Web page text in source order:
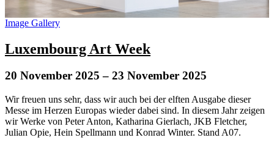
Image Gallery
Luxembourg Art Week
20 November 2025 – 23 November 2025
Wir freuen uns sehr, dass wir auch bei der elften Ausgabe dieser
Messe im Herzen Europas wieder dabei sind. In diesem Jahr zeigen
wir Werke von Peter Anton, Katharina Gierlach, JKB Fletcher,
Julian Opie, Hein Spellmann und Konrad Winter. Stand A07.